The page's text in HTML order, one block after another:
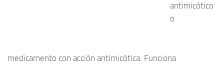
antimicótico
o
medicamento con acción antimicótica. Funciona